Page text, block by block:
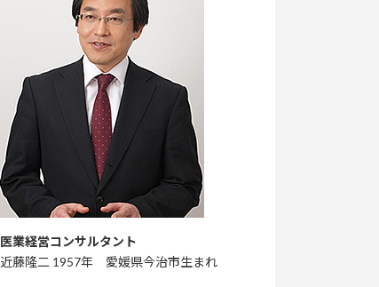
医業経営コンサルタント
近藤隆二 1957年 愛媛県今治市生まれ